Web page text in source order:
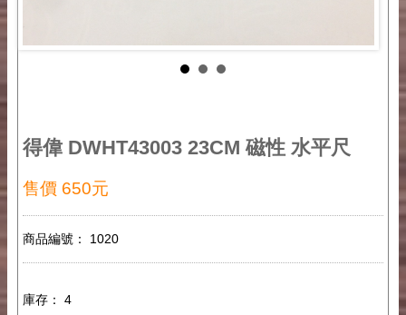
得偉 DWHT43003 23CM 磁性 水平尺
售價 650元
商品編號： 1020
庫存： 4